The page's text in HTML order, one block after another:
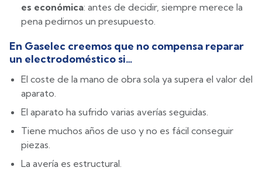
es económica: antes de decidir, siempre merece la
pena pedirnos un presupuesto.
En Gaselec creemos que no compensa reparar
un electrodoméstico si…
El coste de la mano de obra sola ya supera el valor del
aparato.
El aparato ha sufrido varias averías seguidas.
Tiene muchos años de uso y no es fácil conseguir
piezas.
La avería es estructural.